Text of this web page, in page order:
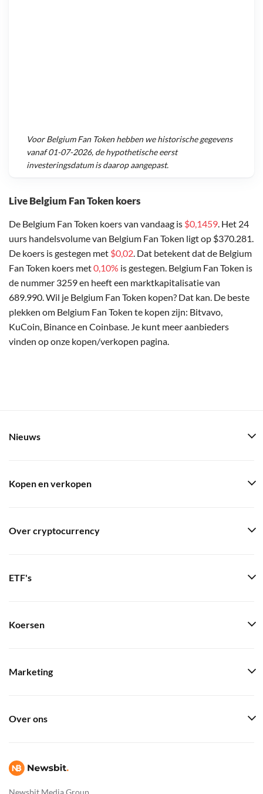
Live Belgium Fan Token koers
De Belgium Fan Token koers van vandaag is $0,1459. Het 24
uurs handelsvolume van Belgium Fan Token ligt op $370.281.
De koers is gestegen met $0,02. Dat betekent dat de Belgium
Fan Token koers met0,10% is gestegen. Belgium Fan Token is
de nummer 3259 en heeft een marktkapitalisatie van
689.990. Wil je Belgium Fan Token kopen? Dat kan. De beste
plekken om Belgium Fan Token te kopen zijn: Bitvavo,
KuCoin, Binance en Coinbase. Je kunt meer aanbieders
vinden op onze kopen/verkopen pagina.
VoorBelgium Fan Tokenhebben we historische gegevens
vanaf01-07-2026, de hypothetische eerst
investeringsdatum is daarop aangepast.
Newsbit Media Group
Nieuws
Kopen en verkopen
Over cryptocurrency
ETF's
Koersen
Marketing
Over ons